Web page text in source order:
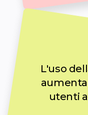
L'uso
utenti